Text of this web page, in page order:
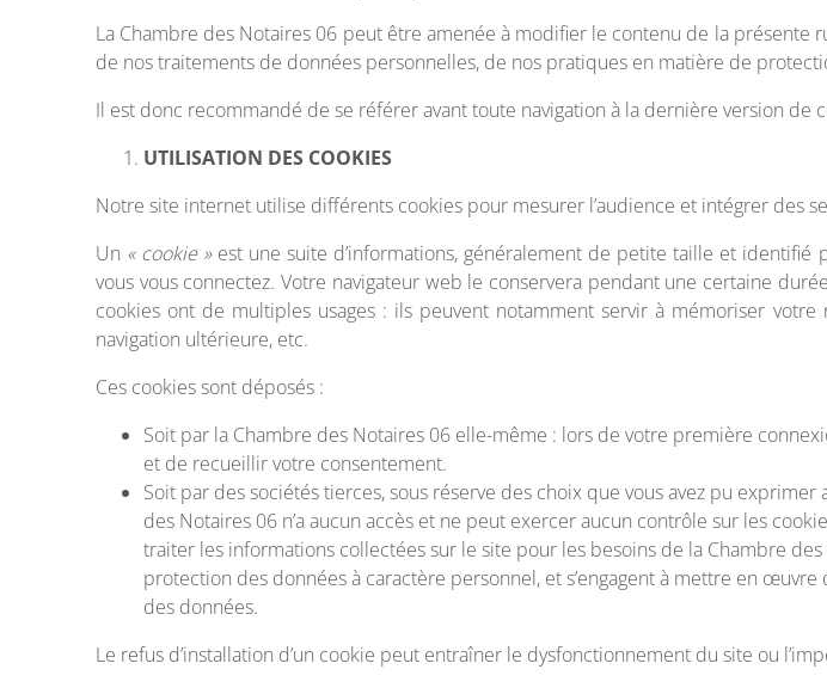
La Chambre des Notaires 06 peut être amenée à modifier le contenu de la présente
de nos traitements de données personnelles, de nos pratiques en matière de
Il est donc recommandé de se référer avant toute navigation à la dernière version de
UTILISATION DES COOKIES
Notre site internet utilise différents cookies pour mesurer l’audience et intégrer des
Un « cookie »est une suite d’informations, généralement de petite taille et
vous vous connectez. Votre navigateur web le conservera pendant une certaine
cookies ont de multiples usages : ils peuvent notamment servir à mémoriser
navigation ultérieure, etc.
Ces cookies sont déposés :
Soit par la Chambre des Notaires 06 elle-même : lors de votre première
et de recueillir votre consentement.
Soit par des sociétés tierces, sous réserve des choix que vous avez pu
des Notaires 06 n’a aucun accès et ne peut exercer aucun contrôle sur les
traiter les informations collectées sur le site pour les besoins de la Chambre
protection des données à caractère personnel, et s’engagent à mettre en
des données.
Le refus d’installation d’un cookie peut entraîner le dysfonctionnement du site ou